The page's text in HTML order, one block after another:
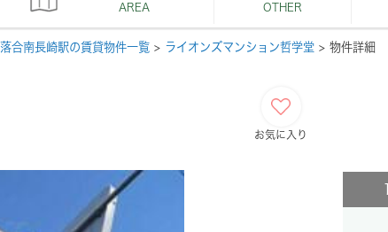
AREA OTHER
落合南長崎駅の賃貸物件一覧 > ライオンズマンション哲学堂 > 物件詳細
お気に入り